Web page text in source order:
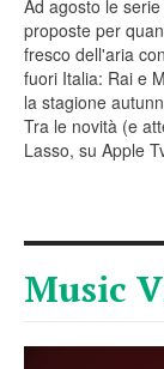
Ad agosto le
proposte per
fresco dell'aria
fuori Italia: Rai e
la stagione
Tra le novità (e
Lasso, su Apple
Music